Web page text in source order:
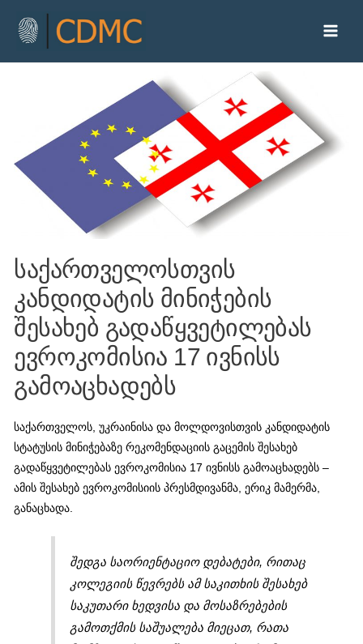
საქართველოსთვის
კანდიდატის მინიჭების
შესახებ გადაწყვეტილებას
ევროკომისია 17 ივნისს
გამოაცხადებს
საქართველოს, უკრაინისა და მოლდოვისთვის კანდიდატის
სტატუსის მინიჭებაზე რეკომენდაციის გაცემის შესახებ
გადაწყვეტილებას ევროკომისია 17 ივნისს გამოაცხადებს –
ამის შესახებ ევროკომისიის პრესმდივანმა, ერიკ მამერმა,
განაცხადა.
შედგა საორიენტაციო დებატები, რითაც
კოლეგიის წევრებს ამ საკითხის შესახებ
საკუთარი ხედვისა და მოსაზრებების
გამოთქმის საშუალება მიეცათ, რათა